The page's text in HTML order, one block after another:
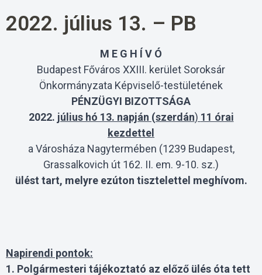
2022. július 13. – PB
M E G H Í V Ó
Budapest Főváros XXIII. kerület Soroksár
Önkormányzata Képviselő-testületének
PÉNZÜGYI BIZOTTSÁGA
2022. július hó 13. napján (szerdán) 11 órai
kezdettel
a Városháza Nagytermében (1239 Budapest,
Grassalkovich út 162. II. em. 9-10. sz.)
ülést tart, melyre ezúton tisztelettel meghívom.
Napirendi pontok:
1. Polgármesteri tájékoztató az előző ülés óta tett